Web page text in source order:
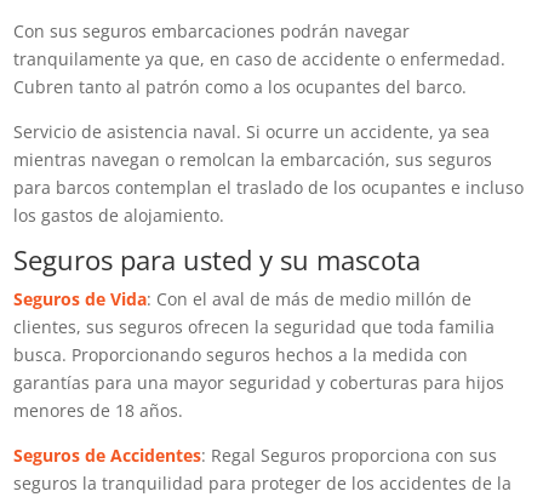
Con sus seguros embarcaciones podrán navegar
tranquilamente ya que, en caso de accidente o enfermedad.
Cubren tanto al patrón como a los ocupantes del barco.
Servicio de asistencia naval. Si ocurre un accidente, ya sea
mientras navegan o remolcan la embarcación, sus seguros
para barcos contemplan el traslado de los ocupantes e incluso
los gastos de alojamiento.
Seguros para usted y su mascota
Seguros de Vida: Con el aval de más de medio millón de
clientes, sus seguros ofrecen la seguridad que toda familia
busca. Proporcionando seguros hechos a la medida con
garantías para una mayor seguridad y coberturas para hijos
menores de 18 años.
Seguros de Accidentes: Regal Seguros proporciona con sus
seguros la tranquilidad para proteger de los accidentes de la